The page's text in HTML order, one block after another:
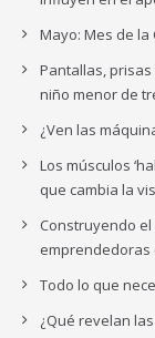
Mayo: Mes de
Pantallas,
niño menor de
¿Ven las
Los músculos
que cambia la
Construyendo
emprendedoras
Todo lo que
¿Qué revelan